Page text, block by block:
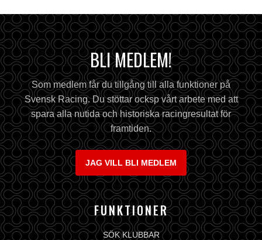
BLI MEDLEM!
Som medlem får du tillgång till alla funktioner på
Svensk Racing. Du stöttar ocksp vårt arbete med att
spara alla nutida och historiska racingresultat för
framtiden.
JAG VILL BLI MEDLEM
FUNKTIONER
SÖK KLUBBAR